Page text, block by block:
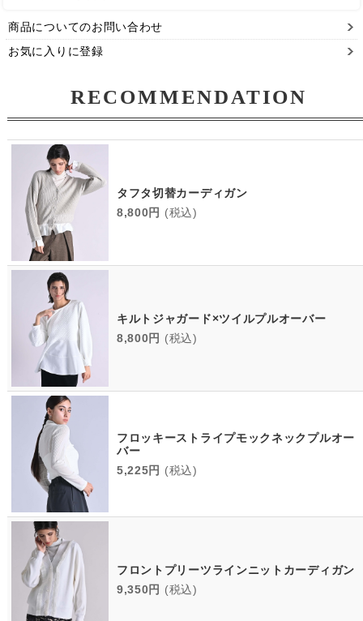
商品についてのお問い合わせ
お気に入りに登録
RECOMMENDATION
タフタ切替カーディガン
8,800円 (税込)
キルトジャガード×ツイルプルオーバー
8,800円 (税込)
フロッキーストライプモックネックプルオー
バー
5,225円 (税込)
フロントプリーツラインニットカーディガン
9,350円 (税込)